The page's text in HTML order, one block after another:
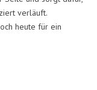
verläuft.
heute für ein